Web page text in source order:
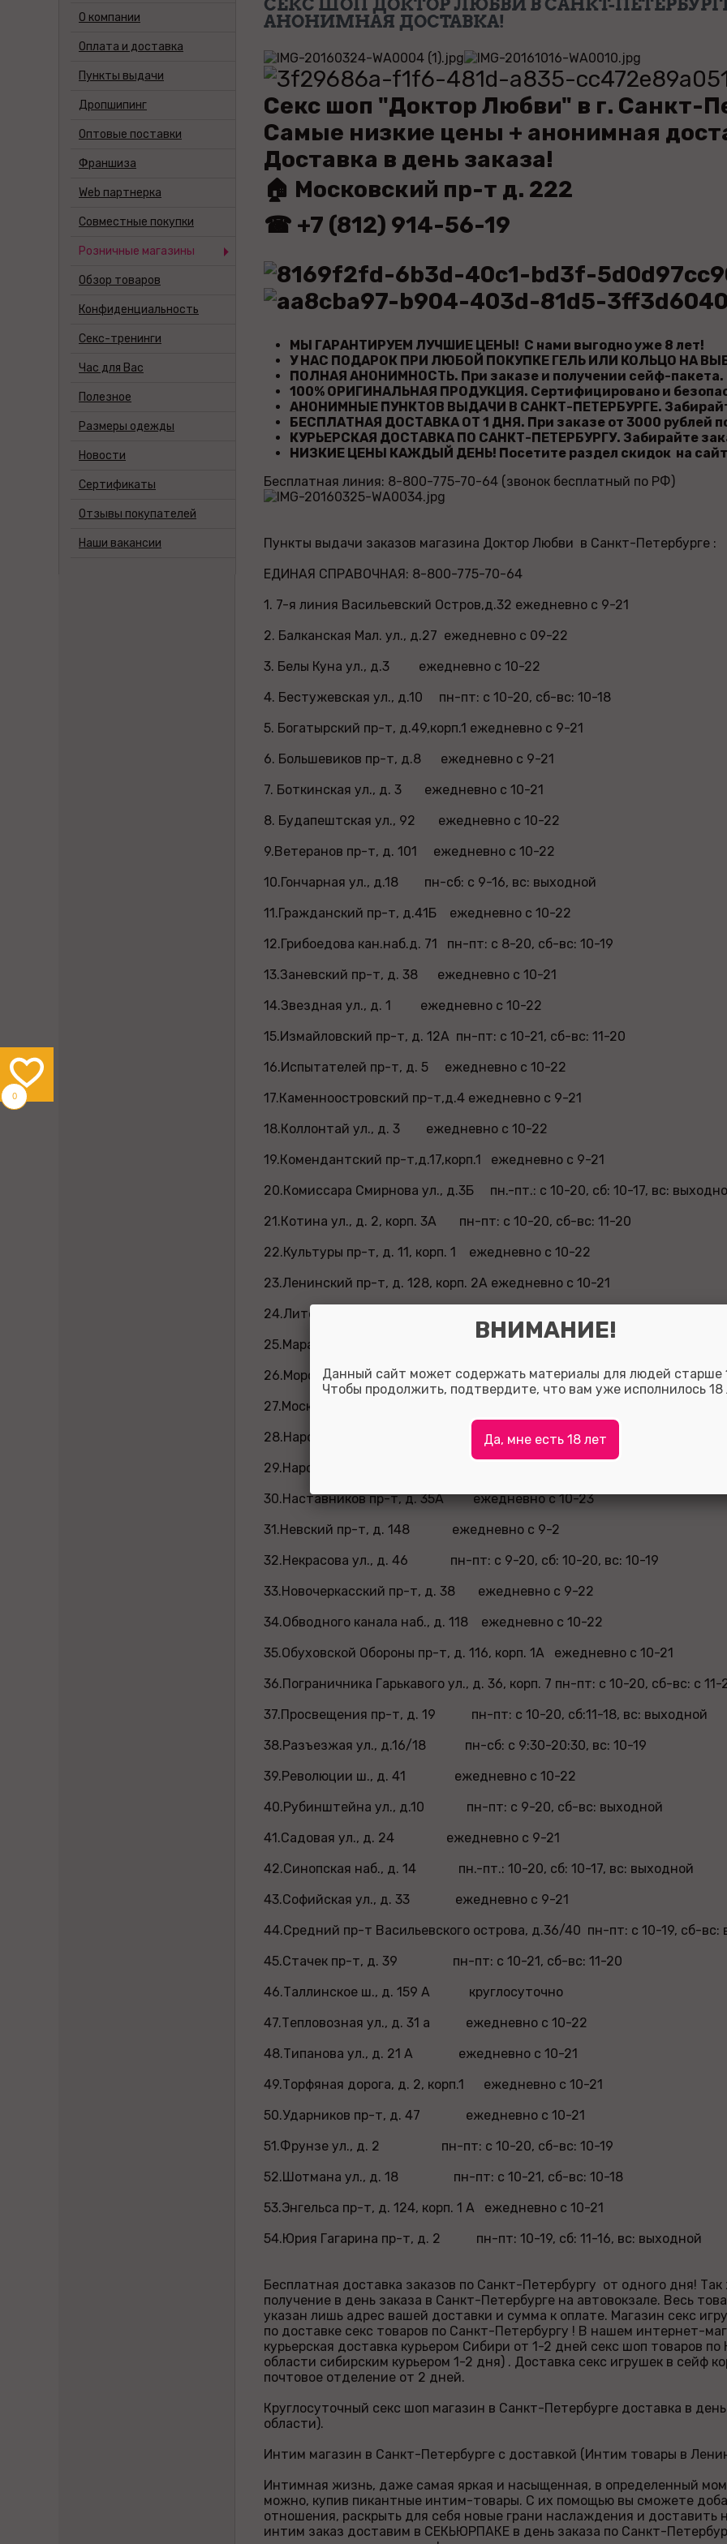
СЕКС ШОП ДОКТОР ЛЮБВИ В САНКТ-
АНОНИМНАЯ ДОСТАВКА!
Секс шоп "Доктор Любви" в г. Санкт-
Самые низкие цены + анонимная
Доставка в день заказа!
🏠 Московский пр-т д. 222
☎ +7 (812) 914-56-19
МЫ ГАРАНТИРУЕМ ЛУЧШИЕ ЦЕНЫ! С нами выгодно уже 8 лет!
У НАС ПОДАРОК ПРИ ЛЮБОЙ ПОКУПКЕ ГЕЛЬ ИЛИ КОЛЬЦО НА
ПОЛНАЯ АНОНИМНОСТЬ. При заказе и получении сейф-пакета.
100% ОРИГИНАЛЬНАЯ ПРОДУКЦИЯ. Сертифицировано и
АНОНИМНЫЕ ПУНКТОВ ВЫДАЧИ В САНКТ-ПЕТЕРБУРГЕ.
БЕСПЛАТНАЯ ДОСТАВКА ОТ 1 ДНЯ. При заказе от 3000 рублей
КУРЬЕРСКАЯ ДОСТАВКА ПО САНКТ-ПЕТЕРБУРГУ. Забирайте
НИЗКИЕ ЦЕНЫ КАЖДЫЙ ДЕНЬ! Посетите раздел скидок на
Бесплатная линия: 8-800-775-70-64 (звонок бесплатный по РФ)
Пункты выдачи заказов магазина Доктор Любви в Санкт-Петербурге :
ЕДИНАЯ СПРАВОЧНАЯ: 8-800-775-70-64
1. 7-я линия Васильевский Остров,д.32 ежедневно с 9-21
2. Балканская Мал. ул., д.27 ежедневно с 09-22
3. Белы Куна ул., д.3 ежедневно с 10-22
4. Бестужевская ул., д.10 пн-пт: с 10-20, сб-вс: 10-18
5. Богатырский пр-т, д.49,корп.1 ежедневно с 9-21
6. Большевиков пр-т, д.8 ежедневно с 9-21
7. Боткинская ул., д. 3 ежедневно с 10-21
8. Будапештская ул., 92 ежедневно с 10-22
9.Ветеранов пр-т, д. 101 ежедневно с 10-22
10.Гончарная ул., д.18 пн-сб: с 9-16, вс: выходной
11.Гражданский пр-т, д.41Б ежедневно с 10-22
12.Грибоедова кан.наб.д. 71 пн-пт: с 8-20, сб-вс: 10-19
13.Заневский пр-т, д. 38 ежедневно с 10-21
14.Звездная ул., д. 1 ежедневно с 10-22
15.Измайловский пр-т, д. 12А пн-пт: с 10-21, сб-вс: 11-20
16.Испытателей пр-т, д. 5 ежедневно с 10-22
17.Каменноостровский пр-т,д.4 ежедневно с 9-21
18.Коллонтай ул., д. 3 ежедневно с 10-22
19.Комендантский пр-т,д.17,корп.1 ежедневно с 9-21
20.Комиссара Смирнова ул., д.3Б пн.-пт.: с 10-20, сб: 10-17, вс:
21.Котина ул., д. 2, корп. 3А пн-пт: с 10-20, сб-вс: 11-20
22.Культуры пр-т, д. 11, корп. 1 ежедневно с 10-22
23.Ленинский пр-т, д. 128, корп. 2А ежедневно с 10-21
24.Литейный пр-т, д. 60 пн-пт: с 9- 17:30, сб. 11-16, вс. вых.
25.Марата ул., д. 86 ежедневно с 10-21
26.Морская наб., д. 35 А ежедневно с 10-22
27.Московский пр-т, д. 186 ежедневно с 9-21
28.Народная ул., д. 3, корп. 1 ежедневно с 10-21
29.Народного Ополчения пр-т, д. 6 ежедневно с 11-20
30.Наставников пр-т, д. 35А ежедневно с 10-23
31.Невский пр-т, д. 148 ежедневно с 9-2
32.Некрасова ул., д. 46 пн-пт: с 9-20, сб: 10-20, вс: 10-19
33.Новочеркасский пр-т, д. 38 ежедневно с 9-22
34.Обводного канала наб., д. 118 ежедневно с 10-22
35.Обуховской Обороны пр-т, д. 116, корп. 1А ежедневно с 10-21
36.Пограничника Гарькавого ул., д. 36, корп. 7 пн-пт: с 10-20, сб-вс: с 11-
37.Просвещения пр-т, д. 19 пн-пт: с 10-20, сб:11-18, вс: выходной
38.Разъезжая ул., д.16/18 пн-сб: с 9:30-20:30, вс: 10-19
39.Революции ш., д. 41 ежедневно с 10-22
40.Рубинштейна ул., д.10 пн-пт: с 9-20, сб-вс: выходной
41.Садовая ул., д. 24 ежедневно с 9-21
42.Синопская наб., д. 14 пн.-пт.: 10-20, сб: 10-17, вс: выходной
43.Софийская ул., д. 33 ежедневно с 9-21
44.Средний пр-т Васильевского острова, д.36/40 пн-пт: с 10-19, сб-вс:
45.Стачек пр-т, д. 39 пн-пт: с 10-21, сб-вс: 11-20
46.Таллинское ш., д. 159 А круглосуточно
47.Тепловозная ул., д. 31 а ежедневно с 10-22
48.Типанова ул., д. 21 А ежедневно с 10-21
49.Торфяная дорога, д. 2, корп.1 ежедневно с 10-21
50.Ударников пр-т, д. 47 ежедневно с 10-21
51.Фрунзе ул., д. 2 пн-пт: с 10-20, сб-вс: 10-19
52.Шотмана ул., д. 18 пн-пт: с 10-21, сб-вс: 10-18
53.Энгельса пр-т, д. 124, корп. 1 А ежедневно с 10-21
54.Юрия Гагарина пр-т, д. 2 пн-пт: 10-19, сб: 11-16, вс: выходной
Бесплатная доставка заказов по Санкт-Петербургу от одного дня!
получение в день заказа в Санкт-Петербурге на автовокзале. Весь
указан лишь адрес вашей доставки и сумма к оплате. Магазин секс
по доставке секс товаров по Санкт-Петербургу ! В нашем интернет-
курьерская доставка курьером Сибири от 1-2 дней секс шоп товаров
области сибирским курьером 1-2 дня) . Доставка секс игрушек в сейф
почтовое отделение от 2 дней.
Круглосуточный секс шоп магазин в Санкт-Петербурге доставка в
области).
Интим магазин в Санкт-Петербурге с доставкой (Интим товары в
Интимная жизнь, даже самая яркая и насыщенная, в определенный
можно, купив пикантные интим-товары. С их помощью вы сможете
отношения, раскрыть для себя новые грани наслаждения и доставить
интим заказ доставим в СЕКЬЮРПАКЕ в день заказа по Санкт-
О компании
Оплата и доставка
Пункты выдачи
Дропшипинг
Оптовые поставки
Франшиза
Web партнерка
Совместные покупки
Розничные магазины
Обзор товаров
Конфиденциальность
Cекс-тренинги
Час для Вас
Полезное
Размеры одежды
Новости
Сертификаты
Отзывы покупателей
Наши вакансии
0
ВНИМАНИЕ!
Данный сайт может содержать материалы для людей старше
Чтобы продолжить, подтвердите, что вам уже исполнилось 18
Да, мне есть 18 лет